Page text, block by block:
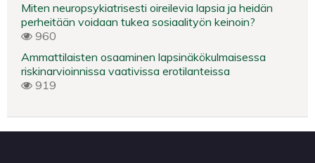
Miten neuropsykiatrisesti oireilevia lapsia ja heidän
perheitään voidaan tukea sosiaalityön keinoin?
960
Ammattilaisten osaaminen lapsinäkökulmaisessa
riskinarvioinnissa vaativissa erotilanteissa
919